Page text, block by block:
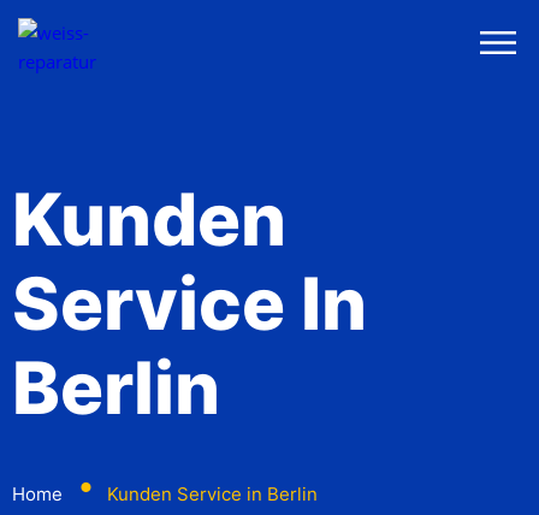
Kunden
Service In
Berlin
Home ⬤ Kunden Service in Berlin